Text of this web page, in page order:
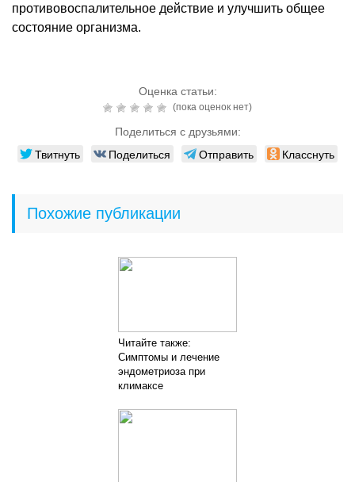
противовоспалительное действие и улучшить общее
состояние организма.
Оценка статьи:
(пока оценок нет)
Поделиться с друзьями:
Твитнуть Поделиться Отправить Класснуть
Похожие публикации
Читайте также:
Симптомы и лечение
эндометриоза при
климаксе